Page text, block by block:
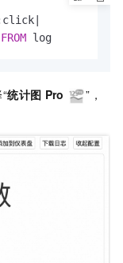
FROM log
统计图 Pro
”，